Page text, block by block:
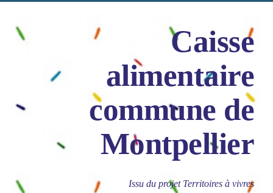
Caisse
alimentaire
commune de
Montpellier
Issu du projet Territoires à vivres